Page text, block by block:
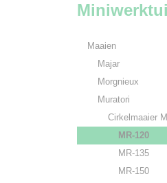
Maaien
Majar
Morgnieux
Muratori
Cirkelmaaier
MR-120
MR-135
MR-150